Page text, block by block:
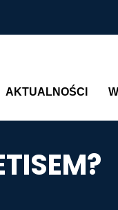
Main navigation
AKTUALNOŚCI